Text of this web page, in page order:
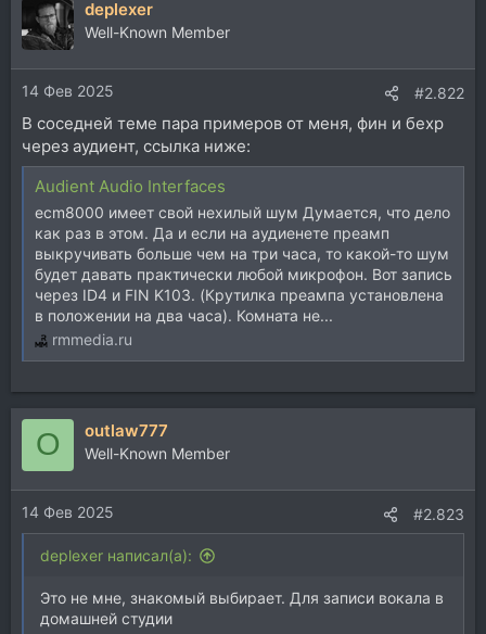
ц
и
и
:
deplexer
Well-Known Member
14 Фев 2025 #2.822
В соседней теме пара примеров от меня, фин и бехр
через аудиент, ссылка ниже:
Audient Audio Interfaces
ecm8000 имеет свой нехилый шум Думается, что дело
как раз в этом. Да и если на аудиенете преамп
выкручивать больше чем на три часа, то какой-то шум
будет давать практически любой микрофон. Вот запись
через ID4 и FIN K103. (Крутилка преампа установлена
в положении на два часа). Комната не...
rmmedia.ru
O outlaw777
Well-Known Member
14 Фев 2025 #2.823
deplexer написал(а):
Это не мне, знакомый выбирает. Для записи вокала в
домашней студии